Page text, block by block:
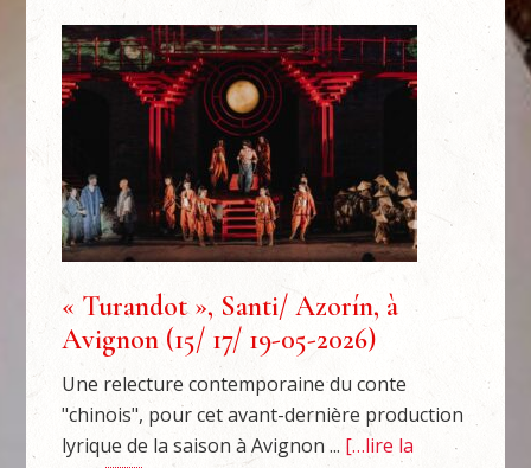
« Turandot », Santi/ Azorín, à
Avignon (15/ 17/ 19-05-2026)
Une relecture contemporaine du conte
"chinois", pour cet avant-dernière production
lyrique de la saison à Avignon ... […lire la